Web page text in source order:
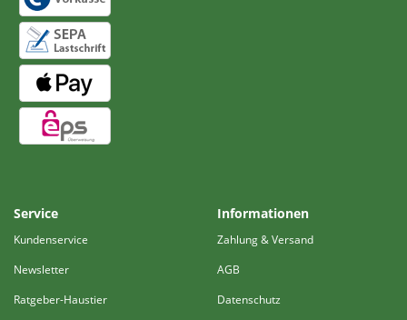
Service
Kundenservice
Newsletter
Ratgeber-Haustier
Informationen
Zahlung & Versand
AGB
Datenschutz